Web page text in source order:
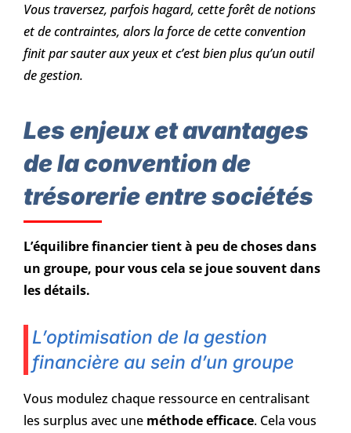
Vous traversez, parfois hagard, cette forêt de notions
et de contraintes, alors la force de cette convention
finit par sauter aux yeux et c’est bien plus qu’un outil
de gestion.
Les enjeux et avantages
de la convention de
trésorerie entre sociétés
L’équilibre financier tient à peu de choses dans
un groupe, pour vous cela se joue souvent dans
les détails.
L’optimisation de la gestion
financière au sein d’un groupe
Vous modulez chaque ressource en centralisant
les surplus avec une méthode efficace. Cela vous